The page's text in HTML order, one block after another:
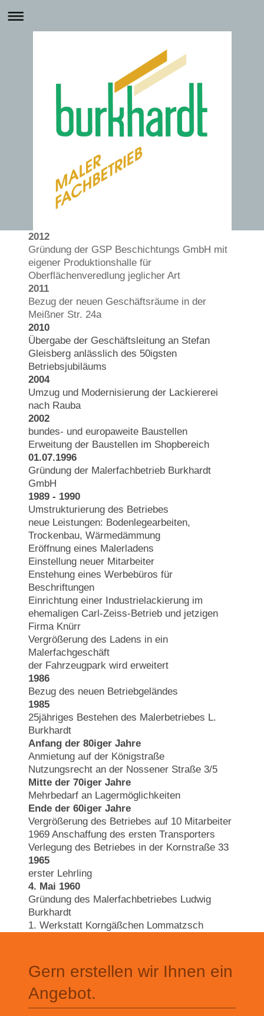
2012
Gründung der GSP Beschichtungs GmbH mit
eigener Produktionshalle für
Oberflächenveredlung jeglicher Art
2011
Bezug der neuen Geschäftsräume in der
Meißner Str. 24a
2010
Übergabe der Geschäftsleitung an Stefan
Gleisberg anlässlich des 50igsten
Betriebsjubiläums
2004
Umzug und Modernisierung der Lackiererei
nach Rauba
2002
bundes- und europaweite Baustellen
Erweitung der Baustellen im Shopbereich
01.07.1996
Gründung der Malerfachbetrieb Burkhardt
GmbH
1989 - 1990
Umstrukturierung des Betriebes
neue Leistungen: Bodenlegearbeiten,
Trockenbau, Wärmedämmung
Eröffnung eines Malerladens
Einstellung neuer Mitarbeiter
Enstehung eines Werbebüros für
Beschriftungen
Einrichtung einer Industrielackierung im
ehemaligen Carl-Zeiss-Betrieb und jetzigen
Firma Knürr
Vergrößerung des Ladens in ein
Malerfachgeschäft
der Fahrzeugpark wird erweitert
1986
Bezug des neuen Betriebgeländes
1985
25jähriges Bestehen des Malerbetriebes L.
Burkhardt
Anfang der 80iger Jahre
Anmietung auf der Königstraße
Nutzungsrecht an der Nossener Straße 3/5
Mitte der 70iger Jahre
Mehrbedarf an Lagermöglichkeiten
Ende der 60iger Jahre
Vergrößerung des Betriebes auf 10 Mitarbeiter
1969 Anschaffung des ersten Transporters
Verlegung des Betriebes in der Kornstraße 33
1965
erster Lehrling
4. Mai 1960
Gründung des Malerfachbetriebes Ludwig
Burkhardt
1. Werkstatt Korngäßchen Lommatzsch
Gern erstellen wir Ihnen ein
Angebot.